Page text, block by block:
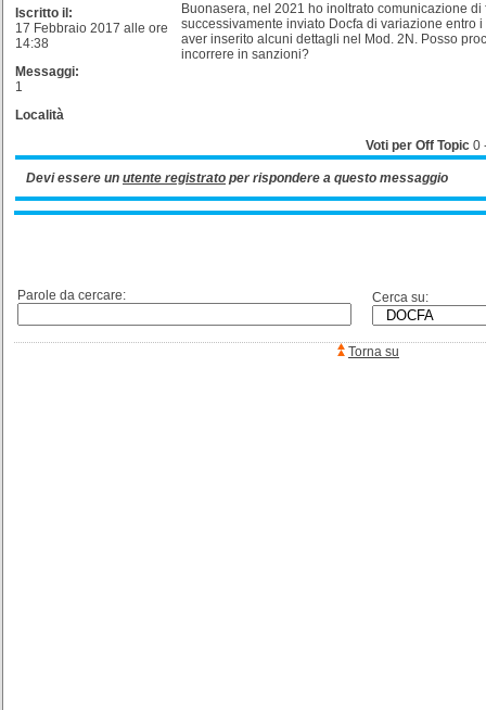
Iscritto il:
17 Febbraio 2017 alle ore
14:38
Messaggi:
1
Località
Buonasera, nel 2021 ho inoltrato comunicazione
successivamente inviato Docfa di variazione entro
aver inserito alcuni dettagli nel Mod. 2N. Posso
incorrere in sanzioni?
Voti per Off Topic 0
Devi essere un utente registrato per rispondere a questo messaggio
Parole da cercare: Cerca su:
Torna su